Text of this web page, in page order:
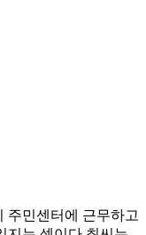
주민센터에 근무하고